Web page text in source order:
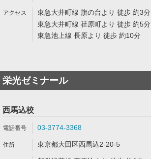
東急大井町線 旗の台より 徒歩 約3分
東急大井町線 荏原町より 徒歩 約5分
東急池上線 長原より 徒歩 約10分
栄光ゼミナール
西馬込校
03-3774-3368
東京都大田区西馬込2-20-5